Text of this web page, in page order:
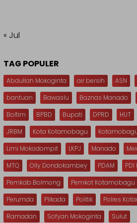
« Jul
TAG POPULER
Abdullah Mokoginta air bersih ASN
bantuan
Bawaslu Baznas Manado
Boltim
BPBD Bupati DPRD HUT
JRBM
Kota Kotamobagu
Limi Mokodompit
LKPJ Manado
MTQ
Olly Dondokambey PDAM
Pemkab Bolmong
Pemkot Kotamobagu
Perumda
Pilkada Politik Polres
Ramadan
Sofyan Mokoginta
Sulut